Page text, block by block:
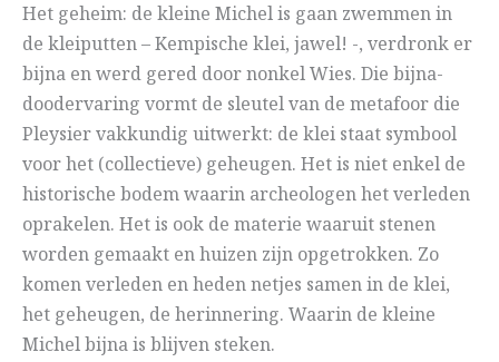
Het geheim: de kleine Michel is gaan zwemmen in
de kleiputten – Kempische klei, jawel! -, verdronk er
bijna en werd gered door nonkel Wies. Die bijna-
doodervaring vormt de sleutel van de metafoor die
Pleysier vakkundig uitwerkt: de klei staat symbool
voor het (collectieve) geheugen. Het is niet enkel de
historische bodem waarin archeologen het verleden
oprakelen. Het is ook de materie waaruit stenen
worden gemaakt en huizen zijn opgetrokken. Zo
komen verleden en heden netjes samen in de klei,
het geheugen, de herinnering. Waarin de kleine
Michel bijna is blijven steken.